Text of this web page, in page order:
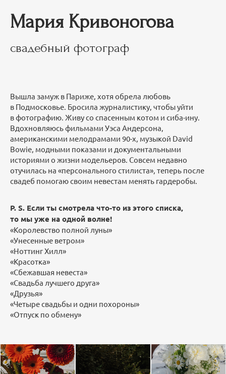
Мария Кривоногова
свадебный фотограф
Вышла замуж в Париже, хотя обрела любовь
в Подмосковье. Бросила журналистику, чтобы уйти
в фотографию. Живу со спасенным котом и сиба-ину.
Вдохновляюсь фильмами Уэса Андерсона,
американскими мелодрамами 90-х, музыкой David
Bowie, модными показами и документальными
историями о жизни модельеров. Совсем недавно
отучилась на «персонального стилиста», теперь после
свадеб помогаю своим невестам менять гардеробы.
P. S. Если ты смотрела что-то из этого списка,
то мы уже на одной волне!
«Королевство полной луны»
«Унесенные ветром»
«Ноттинг Хилл»
«Красотка»
«Сбежавшая невеста»
«Свадьба лучшего друга»
«Друзья»
«Четыре свадьбы и одни похороны»
«Отпуск по обмену»